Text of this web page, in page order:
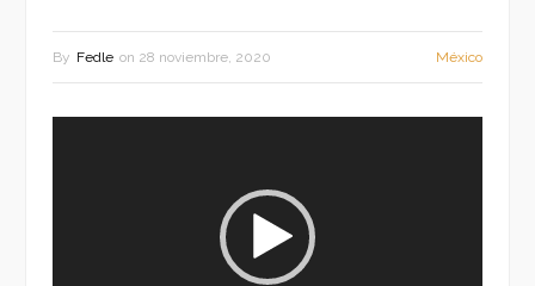
By Fedle on 28 noviembre, 2020 México